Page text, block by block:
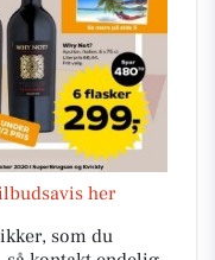
her
som du